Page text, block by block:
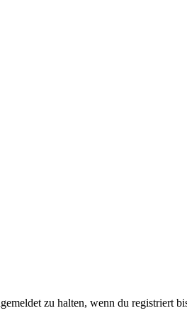
zu halten, wenn du registriert